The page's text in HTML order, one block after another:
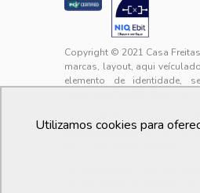
Copyright © 2021 Casa
marcas, layout, aqui
elemento de identidade,
PFM COMERCIAL LTDA. |
sac@casafreitas.com.br -
Os preços dos produtos
Utilizamos cookies para